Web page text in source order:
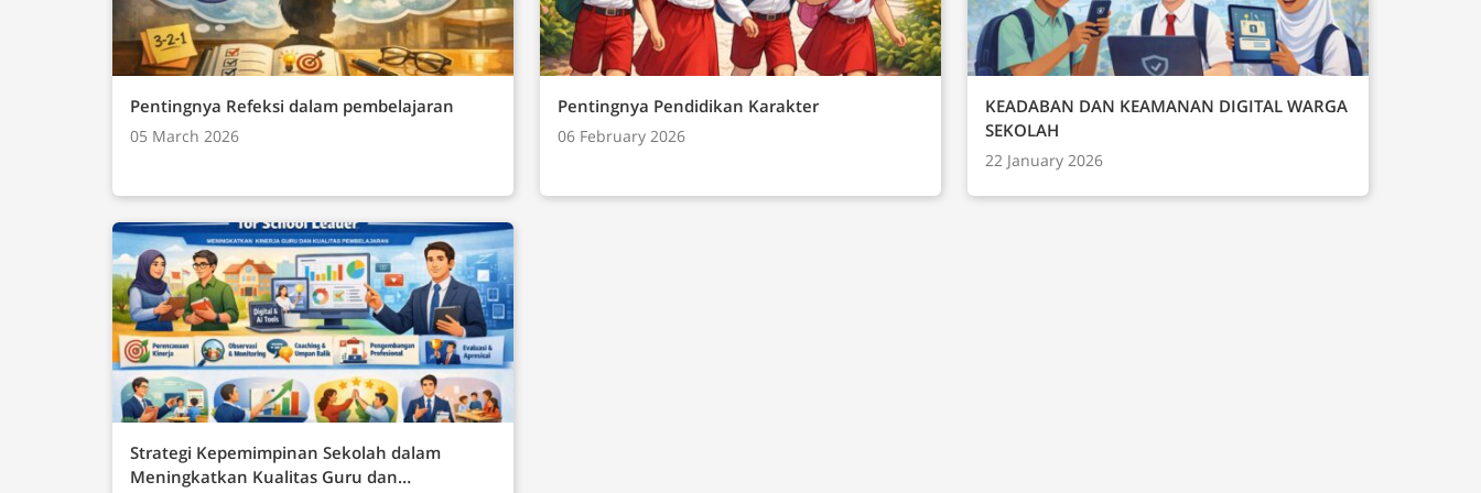
(TIK)Teknik KomputerJaringan Komputer (Internet)Analisis DataDampak Sosial
InformatikaBerpikir Komputasional (Tematis)Praktik Lintas Bidang
Pentingnya Refeksi dalam pembelajaran
05 March 2026
Pentingnya Pendidikan Karakter
06 February 2026
KEADABAN DAN KEAMANAN DIGITAL WARGA
SEKOLAH
22 January 2026
Strategi Kepemimpinan Sekolah dalam
Meningkatkan Kualitas Guru dan